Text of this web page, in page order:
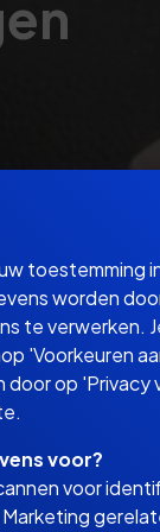
toestemming
worden
te verwerken.
'Voorkeuren
door op
voor?
voor